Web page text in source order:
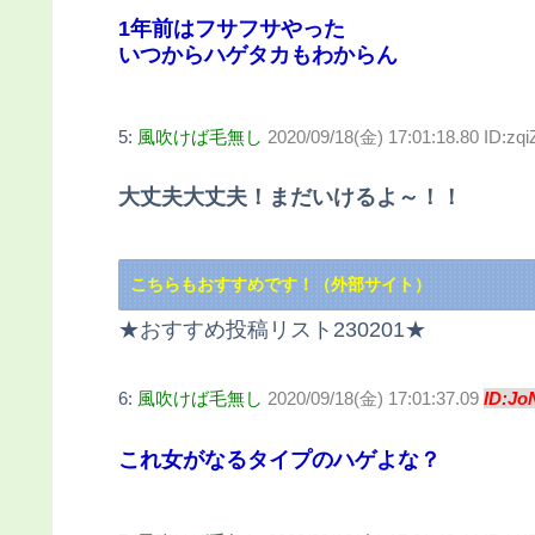
1年前はフサフサやった
いつからハゲタカもわからん
5: 風吹けば毛無し 2020/09/18(金) 17:01:18.80
大丈夫大丈夫！まだいけるよ～！！
こちらもおすすめです！（外部サイト）
★おすすめ投稿リスト230201★
6: 風吹けば毛無し 2020/09/18(金) 17:01:37.09
これ女がなるタイプのハゲよな？